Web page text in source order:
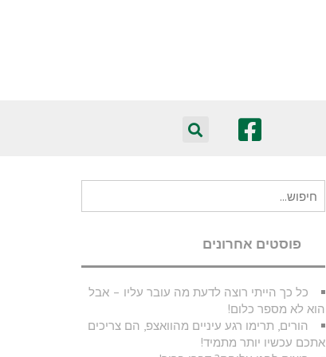
עבור:
פוסטים אחרונים
כל כך הייתי רוצה לדעת מה עובר עליו – אבל
הוא לא מספר כלום!
הורים, תרימו רגע עיניים מהוואצפ, הם צריכים
אתכם עכשיו יותר מתמיד!